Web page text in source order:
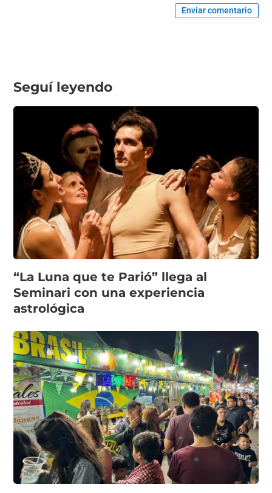
Enviar comentario
Seguí leyendo
“La Luna que te Parió” llega al
Seminari con una experiencia
astrológica